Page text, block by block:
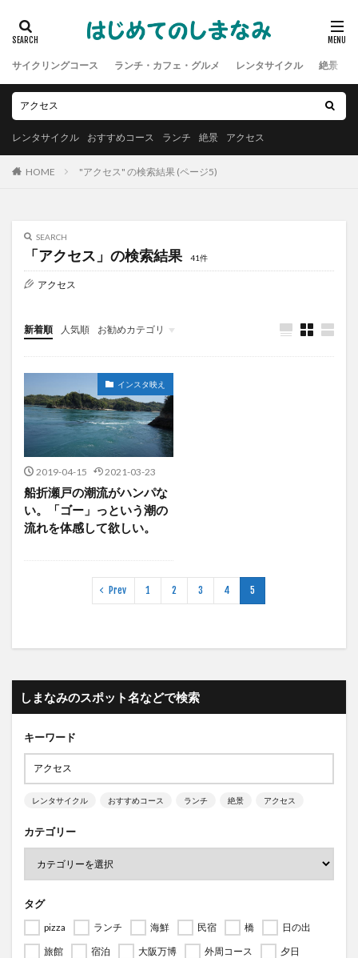
サイクリングコース ランチ・カフェ・グルメ レンタサイクル 絶景
レンタサイクル おすすめコース ランチ 絶景 アクセス
HOME "アクセス" の検索結果 (ページ5)
SEARCH
「アクセス」の検索結果 41件
アクセス
新着順 人気順 お勧めカテゴリ
未分類
インスタ映え
2019-04-15 2021-03-23
船折瀬戸の潮流がハンパな
い。「ゴー」っという潮の
流れを体感して欲しい。
Prev 1 2 3 4 5
しまなみのスポット名などで検索
キーワード
レンタサイクル おすすめコース ランチ 絶景 アクセス
カテゴリー
タグ
pizza ランチ 海鮮 民宿 橋
日の出
旅館
宿泊 大阪万博 外周コース
夕日